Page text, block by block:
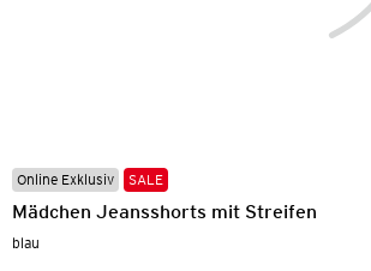
Online Exklusiv SALE
Mädchen Jeansshorts mit Streifen
blau